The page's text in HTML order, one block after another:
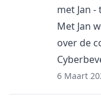
met Jan
Met Jan
over de
6 Maart